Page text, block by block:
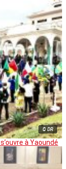
© DR
à Yaoundé